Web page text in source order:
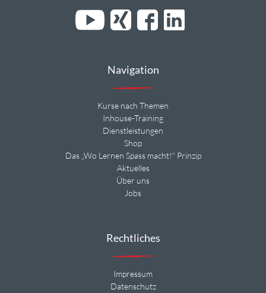
Navigation
Kurse nach Themen
Inhouse-Training
Dienstleistungen
Shop
Das „Wo Lernen Spass macht!“ Prinzip
Aktuelles
Über uns
Jobs
Rechtliches
Impressum
Datenschutz